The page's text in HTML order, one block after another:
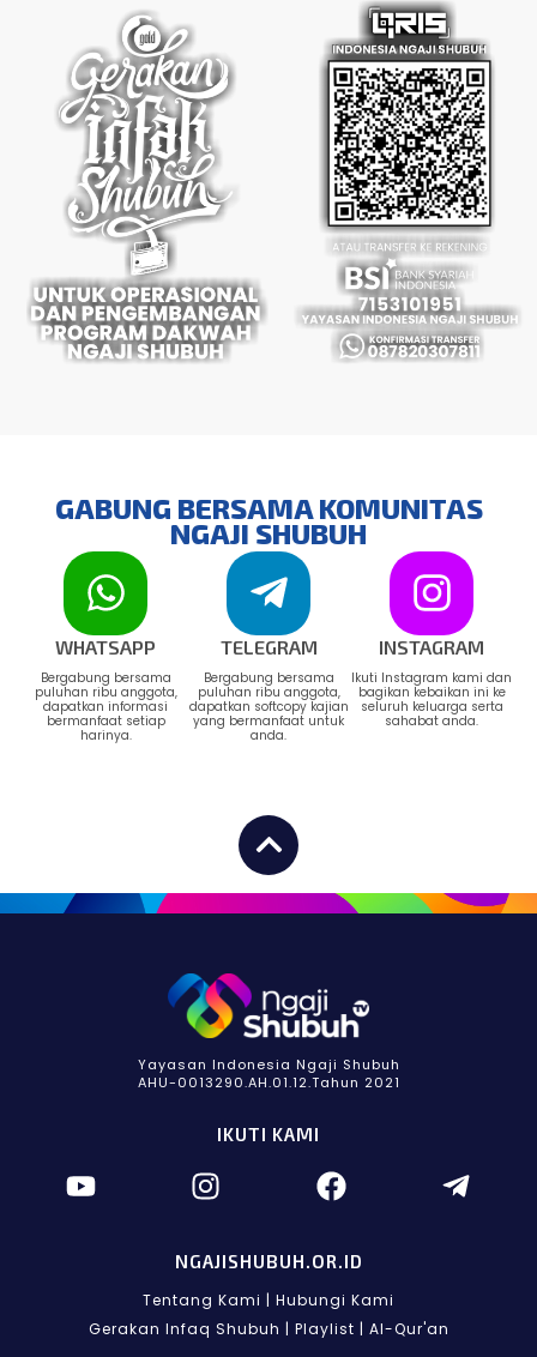
GABUNG BERSAMA KOMUNITAS
NGAJI SHUBUH
WHATSAPP
Bergabung bersama
puluhan ribu anggota,
dapatkan informasi
bermanfaat setiap
harinya.
TELEGRAM
Bergabung bersama
puluhan ribu anggota,
dapatkan softcopy kajian
yang bermanfaat untuk
anda.
INSTAGRAM
Ikuti Instagram kami dan
bagikan kebaikan ini ke
seluruh keluarga serta
sahabat anda.
Yayasan Indonesia Ngaji Shubuh
AHU-0013290.AH.01.12.Tahun 2021
IKUTI KAMI
NGAJISHUBUH.OR.ID
Tentang Kami | Hubungi Kami
Gerakan Infaq Shubuh | Playlist | Al-Qur'an